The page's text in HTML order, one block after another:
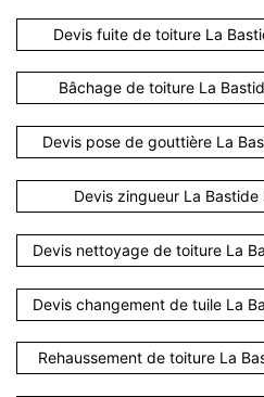
Devis fuite de toiture La
Bâchage de toiture La
Devis pose de gouttière La
Devis zingueur La
Devis nettoyage de toiture La
Devis changement de tuile La
Rehaussement de toiture La